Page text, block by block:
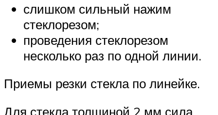
слишком сильный нажим
стеклорезом;
проведения стеклорезом
несколько раз по одной линии.
Приемы резки стекла по линейке.
Для стекла толщиной 2 мм сила